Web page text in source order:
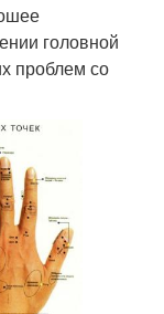
головной
проблем со